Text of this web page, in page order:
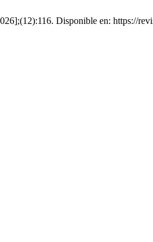
Disponible en: https://